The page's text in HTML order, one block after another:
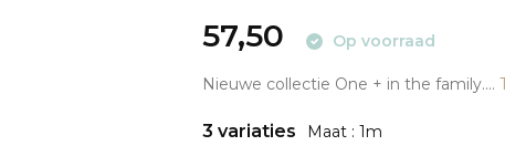
57,50 Op voorraad
Nieuwe collectie One + in the family....
3 variaties Maat : 1m